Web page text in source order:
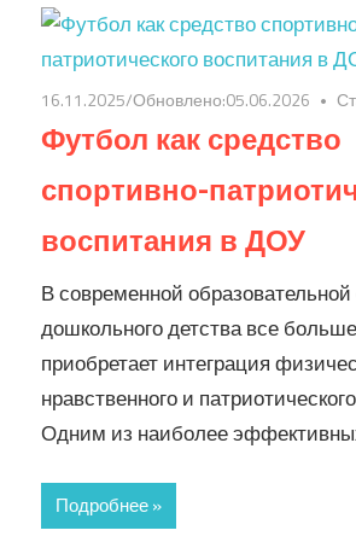
16.11.2025/Обновлено:05.06.2026
Футбол как средство
спортивно-
воспитания в ДОУ
В современной
дошкольного детства все
приобретает интеграция
нравственного и
Одним из наиболее
Подробнее »